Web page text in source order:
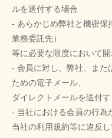
ルを送付する場合
- あらかじめ弊社と機密保
業務委託先）
等に必要な限度において
- 会員に対し、弊社、また
ための電子メール、
ダイレクトメールを送付
- 当社における会員の行為
当社の利用規約等に違反